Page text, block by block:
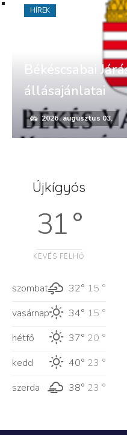
Békéscsabai
állásajánlatai
2026. augusztus 03.
HÍREK
Újkígyós
31 °
KEVÉS FELHŐ
szombat 32° 15 °
vasárnap
34° 15 °
hétfő
37° 20 °
kedd
40° 23 °
szerda
38° 23 °